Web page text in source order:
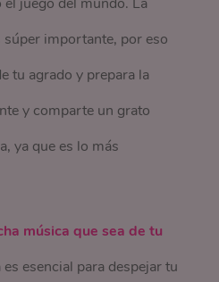
importante, por eso
tu agrado y prepara la
y comparte un grato
ya que es lo más
música que sea de tu
esencial para despejar tu